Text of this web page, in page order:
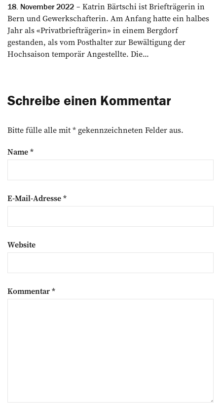
18. November 2022
Katrin Bärtschi ist Briefträgerin in
Bern und Gewerkschafterin. Am Anfang hatte ein halbes
Jahr als «Privatbriefträgerin» in einem Bergdorf
gestanden, als vom Posthalter zur Bewältigung der
Hochsaison temporär Angestellte. Die...
Schreibe einen Kommentar
Bitte fülle alle mit * gekennzeichneten Felder aus.
Name*
E-Mail-Adresse*
Website
Kommentar*